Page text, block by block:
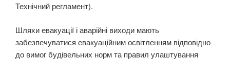
Технічний регламент).
Шляхи евакуації і аварійні виходи мають
забезпечуватися евакуаційним освітленням відповід­но
до вимог будівельних норм та правил улаштування